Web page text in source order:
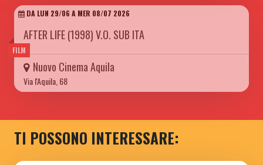
FILM
DA LUN 29/06 A MER 08/07 2026
AFTER LIFE (1998) V.O. SUB ITA
Nuovo Cinema Aquila
Via l'Aquila, 68
TI POSSONO INTERESSARE: